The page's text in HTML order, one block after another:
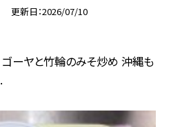
更新日 2026/07/10
ーヤと竹輪のみそ炒め 沖縄も